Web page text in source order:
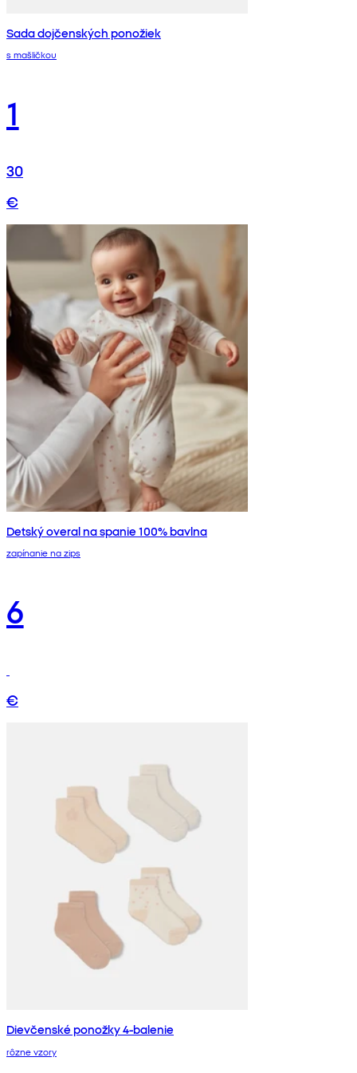
Sada dojčenských ponožiek
s mašličkou
1
30
€
Detský overal na spanie 100% bavlna
zapínanie na zips
6
€
Dievčenské ponožky 4-balenie
rôzne vzory